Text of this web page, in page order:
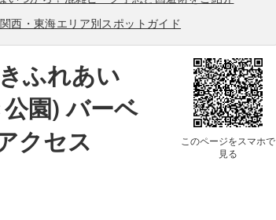
西・東海エリア別スポットガイド
ふれあい
園) バーベ
クセス
このページをスマホで
見る